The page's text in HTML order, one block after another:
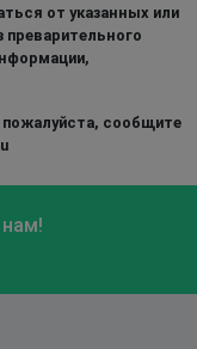
от указанных или
пожалуйста, сообщите